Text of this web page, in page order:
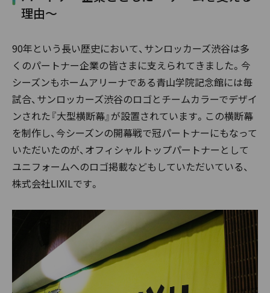
理由～
90年という長い歴史において、サンロッカーズ渋谷は多
くのパートナー企業の皆さまに支えられてきました。今
シーズンもホームアリーナである青山学院記念館には毎
試合、サンロッカーズ渋谷のロゴとチームカラーでデザイ
ンされた『大型横断幕』が設置されています。この横断幕
を制作し、今シーズンの開幕戦で冠パートナーにもなって
いただいたのが、オフィシャルトップパートナーとして
ユニフォームへのロゴ掲載などもしていただいている、
株式会社LIXILです。